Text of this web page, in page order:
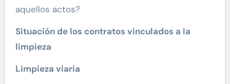
aquellos actos?
Situación de los contratos vinculados a la
limpieza
Limpieza viaria